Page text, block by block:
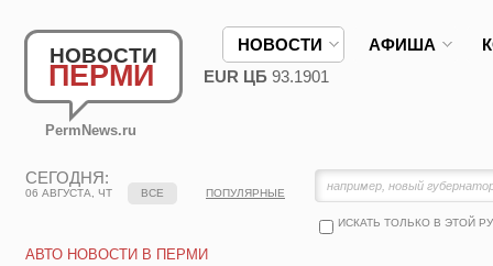
НОВОСТИ
ПЕРМИ
PermNews.ru
НОВОСТИ АФИША
EUR ЦБ 93.1901
СЕГОДНЯ:
06 АВГУСТА, ЧТ
ИСКАТЬ ТОЛЬКО В ЭТОЙ
ВСЕ ПОПУЛЯРНЫЕ
АВТО НОВОСТИ В ПЕРМИ